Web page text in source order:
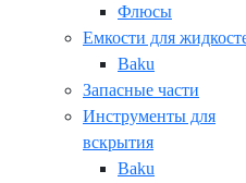
Флюсы
Емкости для
Baku
Запасные части
Инструменты для
вскрытия
Baku